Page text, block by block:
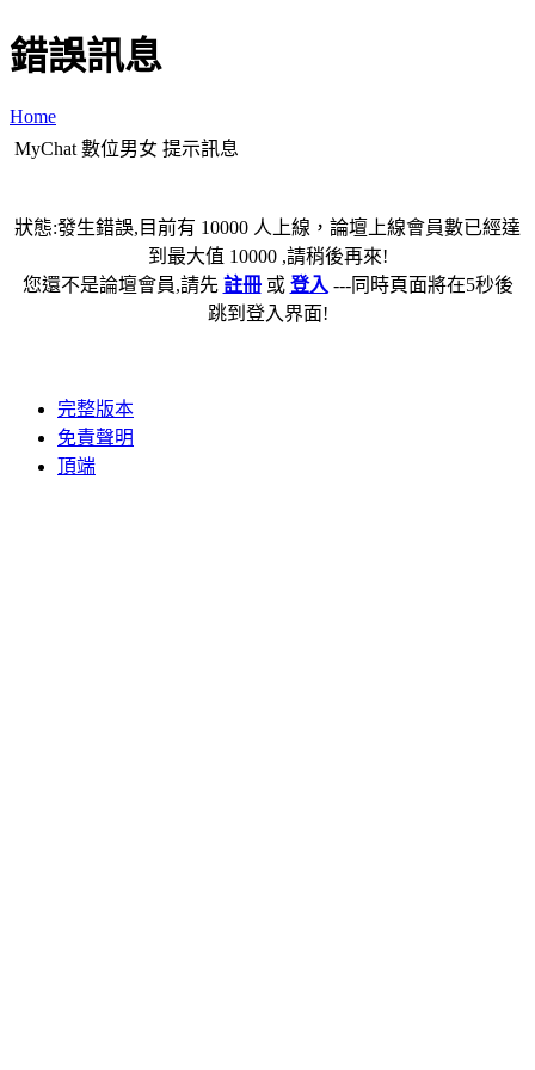
錯誤訊息
Home
MyChat 數位男女 提示訊息
狀態:發生錯誤,目前有 10000 人上線，論壇上線會員數已經達
到最大值 10000 ,請稍後再來!
您還不是論壇會員,請先 註冊或 登入 ---同時頁面將在5秒後
跳到登入界面!
完整版本
免責聲明
頂端